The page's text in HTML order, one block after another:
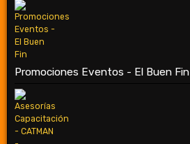
Promociones Eventos - El Buen Fin